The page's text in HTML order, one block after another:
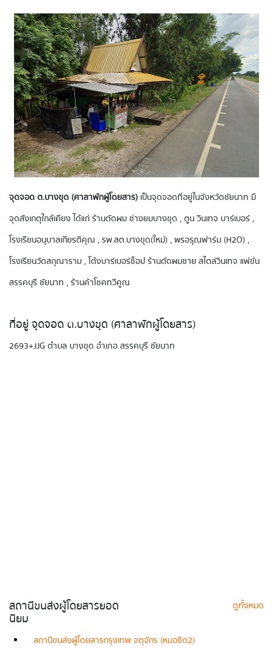
จุดจอด ต.บางขุด (ศาลาพักผู้โดยสาร) เป็นจุดจอดที่อยู่ในจังหวัดชัยนาท มี
จุดสังเกตุใกล้เคียง ได้แก่ ร้านตัดผม ช่างยมบางขุด , ตูน วินเทจ บาร์เบอร์ ,
โรงเรียนอนุบาลเกียรติคุณ , รพ.สต.บางขุด(ใหม่) , พรอรุณฟาร์ม (H2O) ,
โรงเรียนวัดสกุณาราม , โต้งบาร์เบอร์ช็อป ร้านตัดผมชาย สไตล์วินเทจ แฟขั่น
สรรคบุรี ชัยนาท , ร้านค้าโชคทวีคูณ
ที่อยู่ จุดจอด ต.บางขุด (ศาลาพักผู้โดยสาร)
2693+JJG ตำบล บางขุด อำเภอ สรรคบุรี ชัยนาท
สถานีขนส่งผู้โดยสารยอด
นิยม
ดูทั้งหมด
สถานีขนส่งผู้โดยสารกรุงเทพ จตุจักร (หมอชิต2)